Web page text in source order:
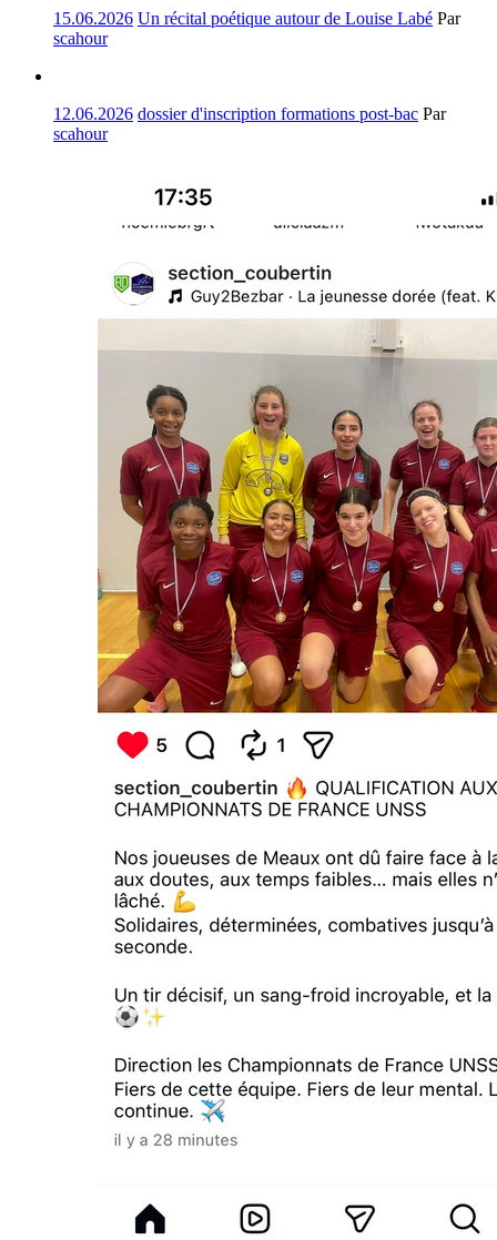
15.06.2026 Un récital poétique autour de Louise Labé Par
scahour
12.06.2026 dossier d'inscription formations post-bac Par
scahour